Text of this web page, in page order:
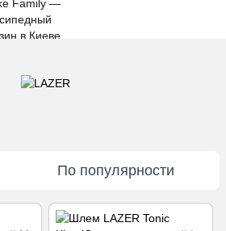
По популярности